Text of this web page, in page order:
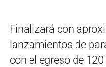
Finalizará con
lanzamientos de
con el egreso de